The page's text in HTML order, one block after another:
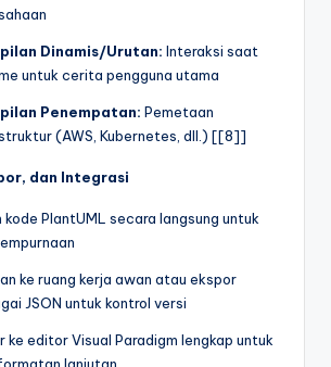
Dinamis/Urutan: Interaksi saat
untuk cerita pengguna utama
Penempatan: Pemetaan
(AWS, Kubernetes, dll.) [[8]]
dan Integrasi
kode PlantUML secara langsung untuk
ke ruang kerja awan atau ekspor
JSON untuk kontrol versi
ke editor Visual Paradigm lengkap untuk
lanjutan